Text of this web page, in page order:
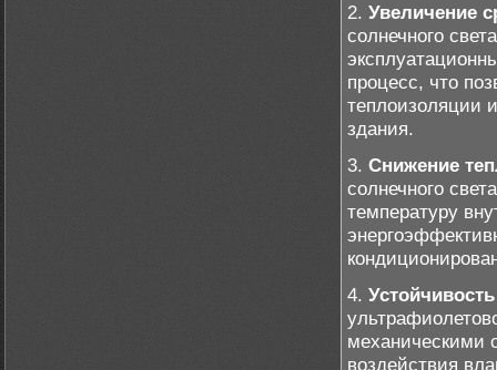
2. Увеличение
солнечного
процесс, что
теплоизоляции
здания.
3. Снижение
солнечного
температуру
4.
механическими
воздействия